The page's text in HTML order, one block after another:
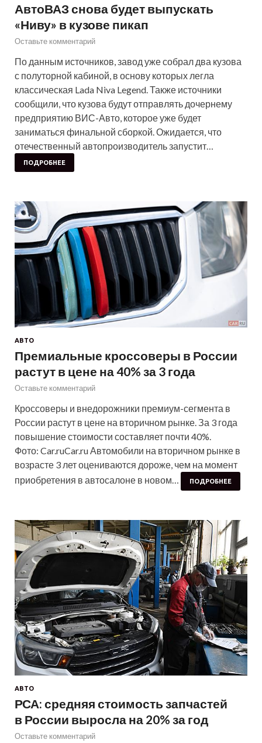
АвтоВАЗ снова будет выпускать
«Ниву» в кузове пикап
Оставьте комментарий
По данным источников, завод уже собрал два кузова
с полуторной кабиной, в основу которых легла
классическая Lada Niva Legend. Также источники
сообщили, что кузова будут отправлять дочернему
предприятию ВИС-Авто, которое уже будет
заниматься финальной сборкой. Ожидается, что
отечественный автопроизводитель запустит…
ПОДРОБНЕЕ
АВТО
Премиальные кроссоверы в России
растут в цене на 40% за 3 года
Оставьте комментарий
Кроссоверы и внедорожники премиум-сегмента в
России растут в цене на вторичном рынке. За 3 года
повышение стоимости составляет почти 40%.
Фото: Car.ruCar.ru Автомобили на вторичном рынке в
возрасте 3 лет оцениваются дороже, чем на момент
приобретения в автосалоне в новом…
ПОДРОБНЕЕ
АВТО
РСА: средняя стоимость запчастей
в России выросла на 20% за год
Оставьте комментарий